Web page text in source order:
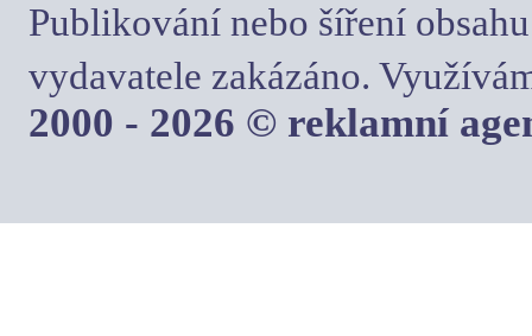
Publikování nebo šíření
vydavatele zakázáno.
2000 - 2026 © reklamní